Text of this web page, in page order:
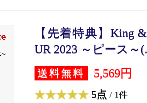
【先着特典】King
UR 2023 ～ピース～
送料無料 5,569円
5点 / 1件